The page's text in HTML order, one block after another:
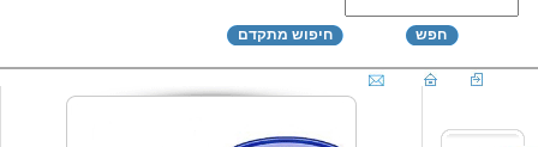
חפש חיפוש מתקדם